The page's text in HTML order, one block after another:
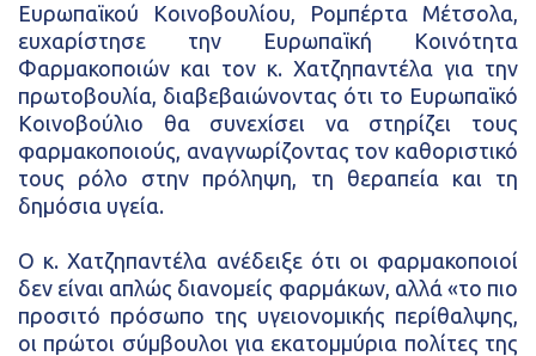
Ευρωπαϊκού Κοινοβουλίου, Ρομπέρτα Μέτσολα,
ευχαρίστησε την Ευρωπαϊκή Κοινότητα
Φαρμακοποιών και τον κ. Χατζηπαντέλα για την
πρωτοβουλία, διαβεβαιώνοντας ότι το Ευρωπαϊκό
Κοινοβούλιο θα συνεχίσει να στηρίζει τους
φαρμακοποιούς, αναγνωρίζοντας τον καθοριστικό
τους ρόλο στην πρόληψη, τη θεραπεία και τη
δημόσια υγεία.
Ο κ. Χατζηπαντέλα ανέδειξε ότι οι φαρμακοποιοί
δεν είναι απλώς διανομείς φαρμάκων, αλλά «το πιο
προσιτό πρόσωπο της υγειονομικής περίθαλψης,
οι πρώτοι σύμβουλοι για εκατομμύρια πολίτες της